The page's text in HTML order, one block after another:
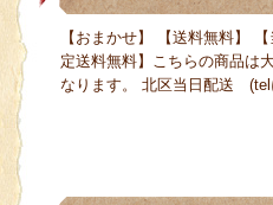
【おまかせ】 【送料無料】
定送料無料】こちらの商品は
なります。 北区当日配送 (tel